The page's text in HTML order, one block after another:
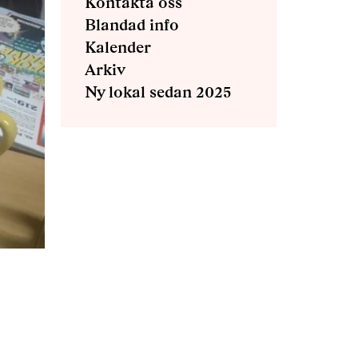
Blandad info
Kalender
Arkiv
Ny lokal sedan 2025